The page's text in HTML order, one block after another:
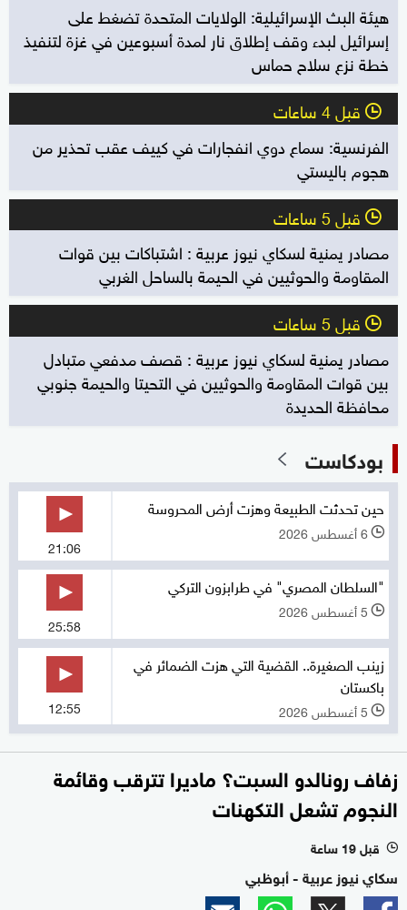
هيئة البث الإسرائيلية: الولايات المتحدة تضغط على
إسرائيل لبدء وقف إطلاق نار لمدة أسبوعين في غزة لتنفيذ
خطة نزع سلاح حماس
l قبل 4 ساعات
الفرنسية: سماع دوي انفجارات في كييف عقب تحذير من
هجوم باليستي
l قبل 5 ساعات
مصادر يمنية لسكاي نيوز عربية : اشتباكات بين قوات
المقاومة والحوثيين في الحيمة بالساحل الغربي
l قبل 5 ساعات
مصادر يمنية لسكاي نيوز عربية : قصف مدفعي متبادل
بين قوات المقاومة والحوثيين في التحيتا والحيمة جنوبي
محافظة الحديدة
بودكاست
حين تحدثت الطبيعة وهزت أرض المحروسة
l 6 أغسطس 2026
21:06
"السلطان المصري" في طرابزون التركي
l 5 أغسطس 2026
25:58
زينب الصغيرة.. القضية التي هزت الضمائر في
باكستان
l 5 أغسطس 2026 12:55
زفاف رونالدو السبت؟ ماديرا تترقب وقائمة
النجوم تشعل التكهنات
l قبل 19 ساعة
سكاي نيوز عربية - أبوظبي